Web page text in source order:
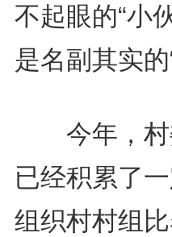
不起眼的“小
是名副其实的
今年，村
已经积累了
组织村村组